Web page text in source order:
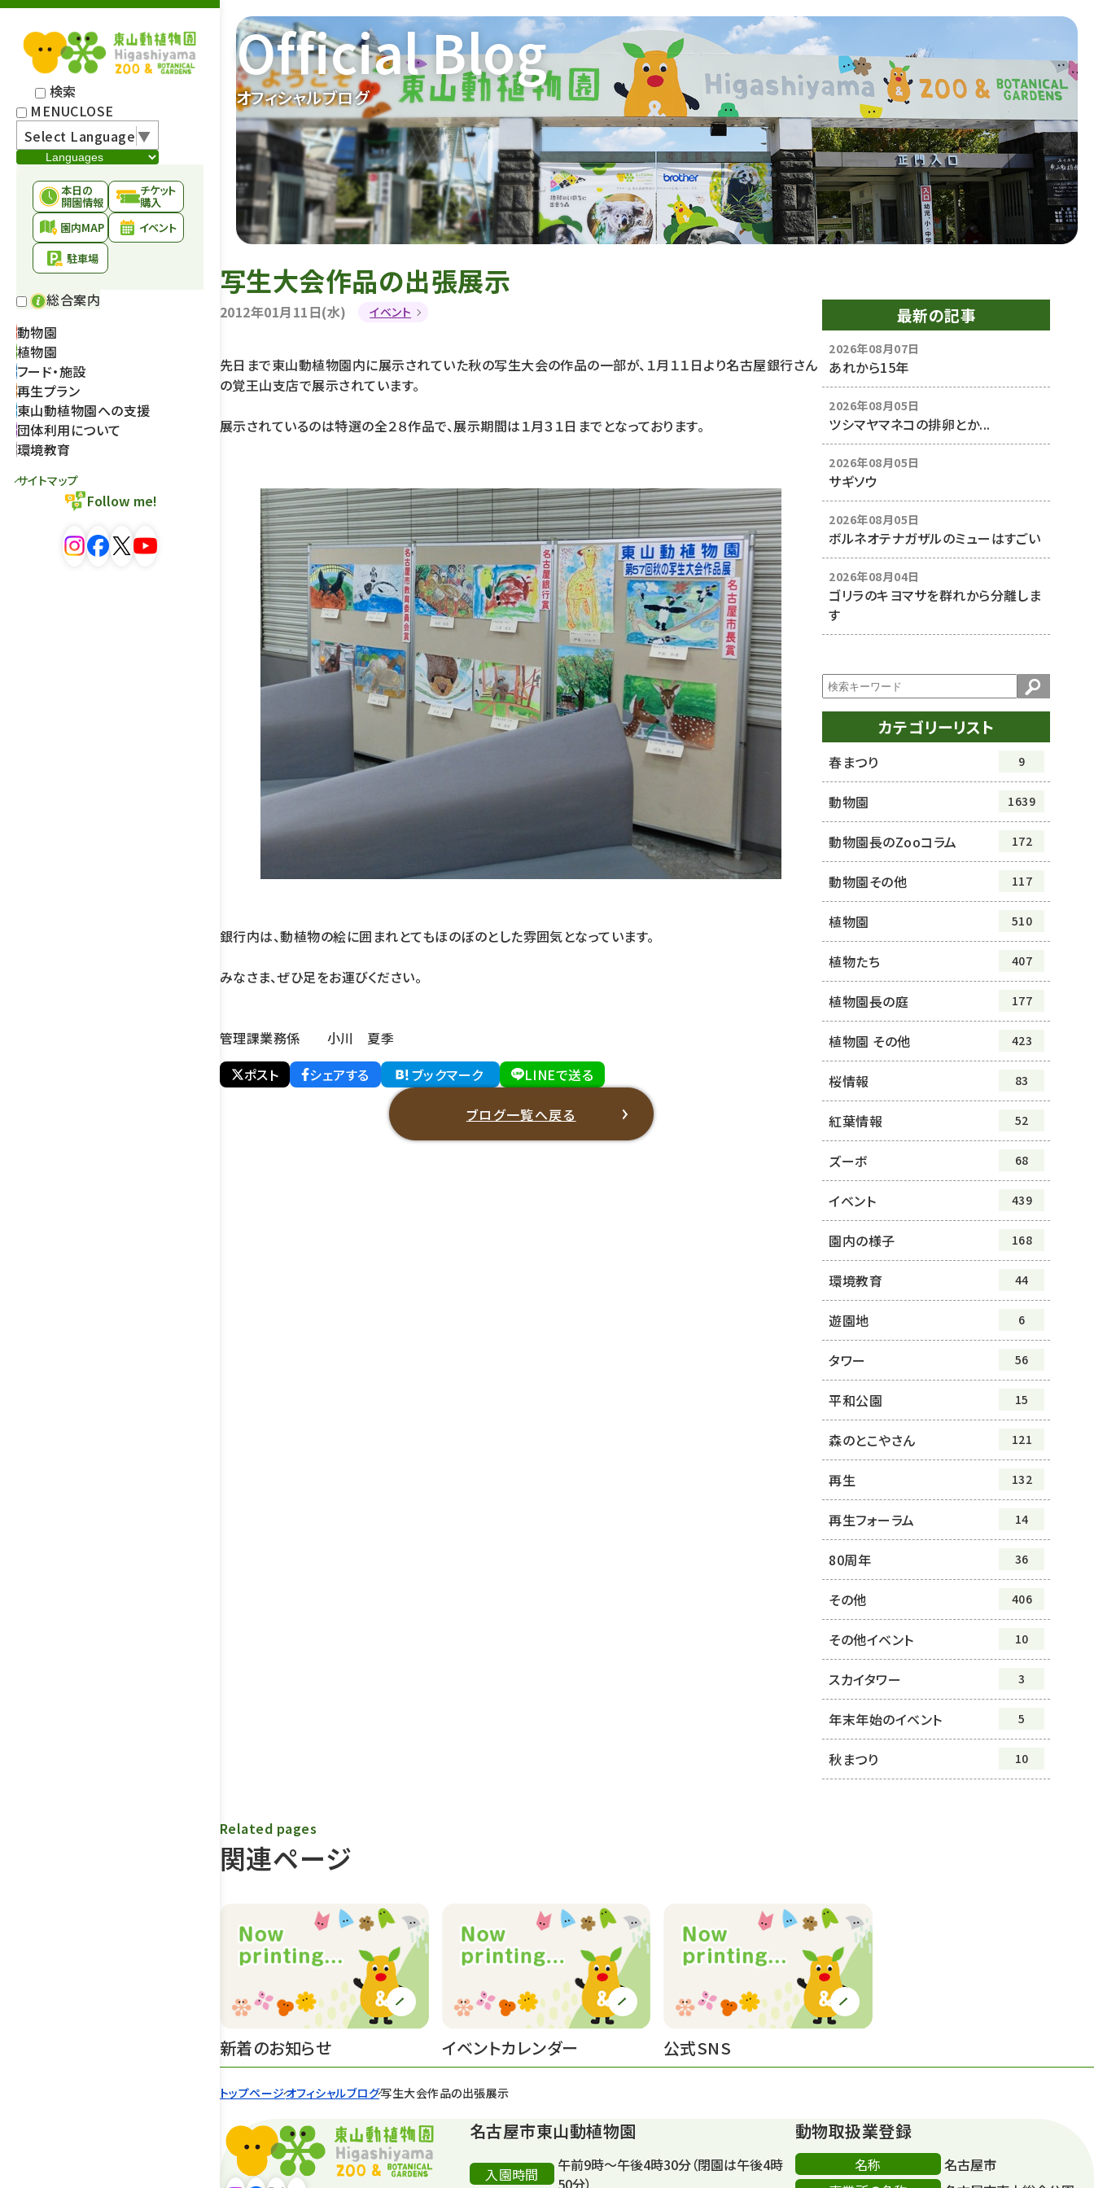
検索
MENUCLOSE
Select Language▼
本日の
開園情報
チケット
購入
園内MAP
イベント
駐車場
総合案内
動物園
植物園
フード・施設
再生プラン
東山動植物園への支援
団体利用について
環境教育
サイトマップ
Follow me!
オフィシャルブログ
Official Blog
トップページオフィシャルブログ写生大会作品の出張展示
写生大会作品の出張展示
2012年01月11日(水) イベント
先日まで東山動植物園内に展示されていた秋の写生大会の作品の一部が、１月１１日より名古屋銀行さん
の覚王山支店で展示されています。
展示されているのは特選の全２８作品で、展示期間は１月３１日までとなっております。
銀行内は、動植物の絵に囲まれとてもほのぼのとした雰囲気となっています。
みなさま、ぜひ足をお運びください。
管理課業務係 小川 夏季
ポスト
シェアする ブックマーク LINEで送る
ブログ一覧へ戻る
最新の記事
2026年08月07日
あれから15年
2026年08月05日
ツシマヤマネコの排卵とか...
2026年08月05日
サギソウ
2026年08月05日
ボルネオテナガザルのミューはすごい
2026年08月04日
ゴリラのキヨマサを群れから分離しま
す
カテゴリーリスト
春まつり 9
動物園 1639
動物園長のZooコラム 172
動物園その他 117
植物園 510
植物たち 407
植物園長の庭 177
植物園 その他 423
桜情報 83
紅葉情報 52
ズーボ 68
イベント 439
園内の様子 168
環境教育 44
遊園地 6
タワー 56
平和公園 15
森のとこやさん 121
再生 132
再生フォーラム 14
80周年 36
その他 406
その他イベント 10
スカイタワー 3
年末年始のイベント 5
秋まつり 10
関連ページ
Related pages
新着のお知らせ イベントカレンダー 公式SNS
名古屋市東山動植物園
入園時間
午前9時～午後4時30分（閉園は午後4時
50分）
動物取扱業登録
名称
名古屋市